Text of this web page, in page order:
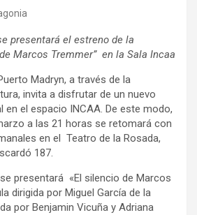
presentará el estreno de la
Marcos Tremmer” en la Sala Incaa
Madryn, a través de la
invita a disfrutar de un nuevo
en el espacio INCAA. De este modo,
a las 21 horas se retomará con
en el Teatro de la Rosada,
187.
presentará «El silencio de Marcos
dirigida por Miguel García de la
por Benjamin Vicuña y Adriana